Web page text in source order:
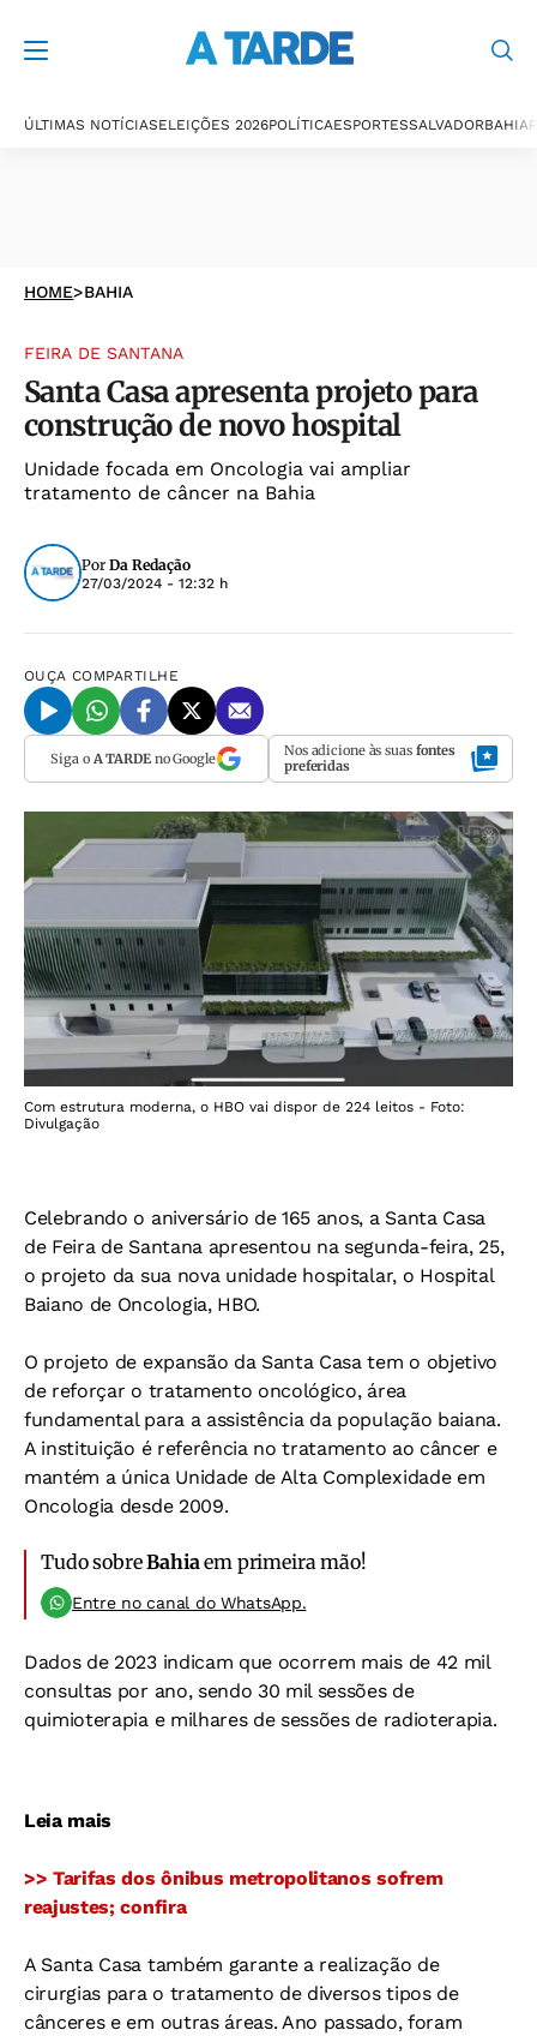
ÚLTIMAS NOTÍCIASELEIÇÕES 2026POLÍTICAESPORTESSALVADORBAHIA
HOME>BAHIA
FEIRA DE SANTANA
Santa Casa apresenta projeto para
construção de novo hospital
Unidade focada em Oncologia vai ampliar
tratamento de câncer na Bahia
Por Da Redação
27/03/2024 - 12:32 h
OUÇA COMPARTILHE
Siga o A TARDEno Google Nos adicione às suas fontes
preferidas
Com estrutura moderna, o HBO vai dispor de 224 leitos - Foto:
Divulgação
Celebrando o aniversário de 165 anos, a Santa Casa
de Feira de Santana apresentou na segunda-feira, 25,
o projeto da sua nova unidade hospitalar, o Hospital
Baiano de Oncologia, HBO.
O projeto de expansão da Santa Casa tem o objetivo
de reforçar o tratamento oncológico, área
fundamental para a assistência da população baiana.
A instituição é referência no tratamento ao câncer e
mantém a única Unidade de Alta Complexidade em
Oncologia desde 2009.
Tudo sobreBahiaem primeira mão!
Entre no canal do WhatsApp.
Dados de 2023 indicam que ocorrem mais de 42 mil
consultas por ano, sendo 30 mil sessões de
quimioterapia e milhares de sessões de radioterapia.
Leia mais
>> Tarifas dos ônibus metropolitanos sofrem
reajustes; confira
A Santa Casa também garante a realização de
cirurgias para o tratamento de diversos tipos de
cânceres e em outras áreas. Ano passado, foram